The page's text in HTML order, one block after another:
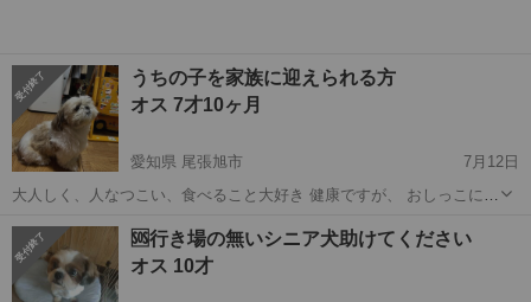
うちの子を家族に迎えられる方
オス 7才10ヶ月
愛知県 尾張旭市
7月12日
大人しく、人なつこい、食べること大好き 健康ですが、 おしっこに結
愛知 尾張旭市 シーズー
🆘行き場の無いシニア犬助けてください
オス 10才